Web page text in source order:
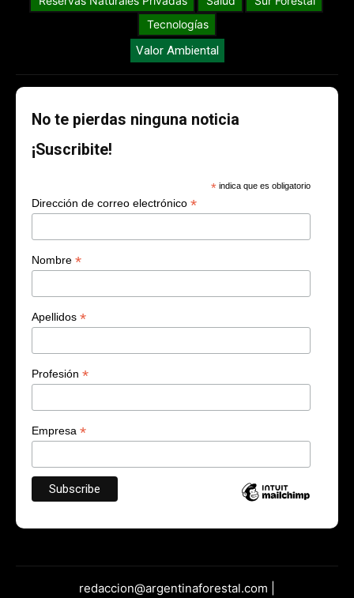
Tecnologías
Valor Ambiental
No te pierdas ninguna noticia
¡Suscribite!
* indica que es obligatorio
Dirección de correo electrónico *
Nombre *
Apellidos *
Profesión *
Empresa *
redaccion@argentinaforestal.com |